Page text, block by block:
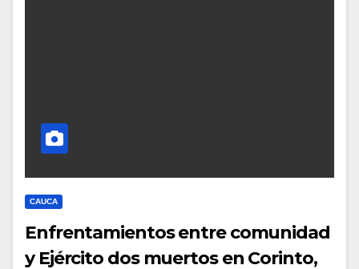
CAUCA
Enfrentamientos entre comunidad
y Ejército dos muertos en Corinto,